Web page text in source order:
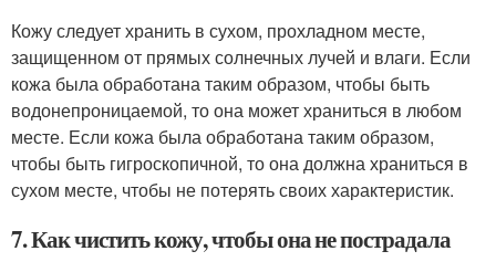
Кожу следует хранить в сухом, прохладном месте,
защищенном от прямых солнечных лучей и влаги. Если
кожа была обработана таким образом, чтобы быть
водонепроницаемой, то она может храниться в любом
месте. Если кожа была обработана таким образом,
чтобы быть гигроскопичной, то она должна храниться в
сухом месте, чтобы не потерять своих характеристик.
7. Как чистить кожу, чтобы она не пострадала